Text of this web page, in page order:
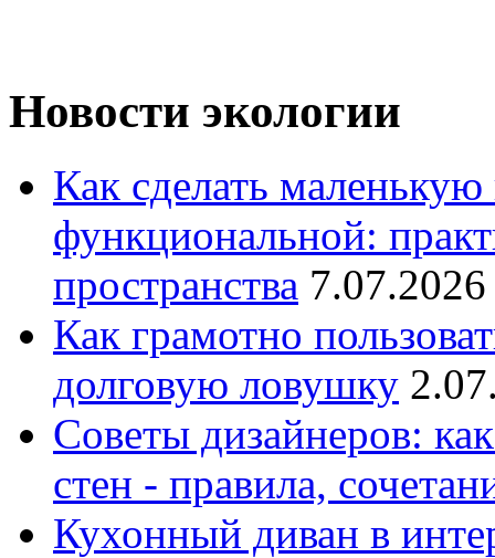
Новости экологии
Как сделать
функциональной:
пространства
Как грамотно
долговую ловушку
Советы дизайнеров:
стен - правила,
Кухонный диван в